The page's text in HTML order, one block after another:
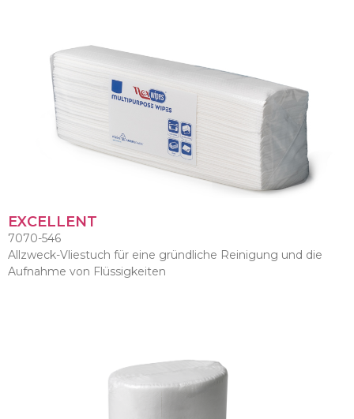
EXCELLENT
7070-546
Allzweck-Vliestuch für eine gründliche Reinigung und die
Aufnahme von Flüssigkeiten